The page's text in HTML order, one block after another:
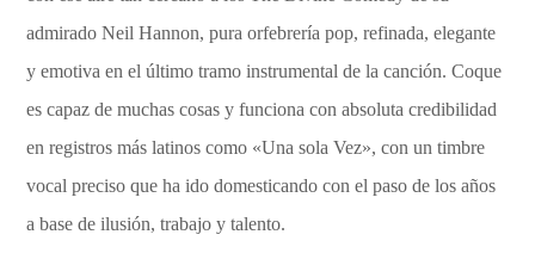
admirado Neil Hannon, pura orfebrería pop, refinada, elegante
y emotiva en el último tramo instrumental de la canción. Coque
es capaz de muchas cosas y funciona con absoluta credibilidad
en registros más latinos como «Una sola Vez», con un timbre
vocal preciso que ha ido domesticando con el paso de los años
a base de ilusión, trabajo y talento.